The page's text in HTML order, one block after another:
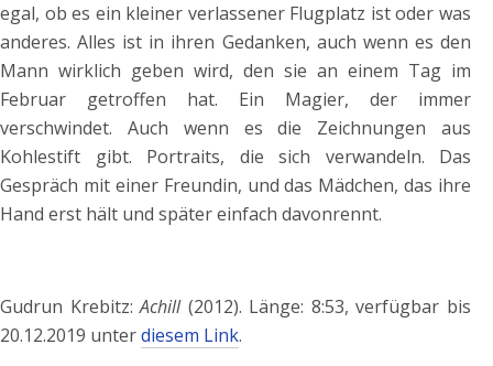
egal, ob es ein kleiner verlassener Flugplatz ist oder was
anderes. Alles ist in ihren Gedanken, auch wenn es den
Mann wirklich geben wird, den sie an einem Tag im
Februar getroffen hat. Ein Magier, der immer
verschwindet. Auch wenn es die Zeichnungen aus
Kohlestift gibt. Portraits, die sich verwandeln. Das
Gespräch mit einer Freundin, und das Mädchen, das ihre
Hand erst hält und später einfach davonrennt.
Gudrun Krebitz:Achill(2012). Länge: 8:53, verfügbar bis
20.12.2019 unterdiesem Link.